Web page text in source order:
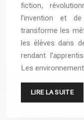
fiction,
l’invention et de
transforme les
les élèves dans
rendant
Les
LIRE LA SUITE